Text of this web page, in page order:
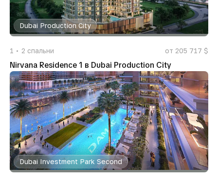
Dubai Production City
1 2 спальни от 205 717 $
Nirvana Residence 1 в Dubai Production City
Dubai Investment Park Second